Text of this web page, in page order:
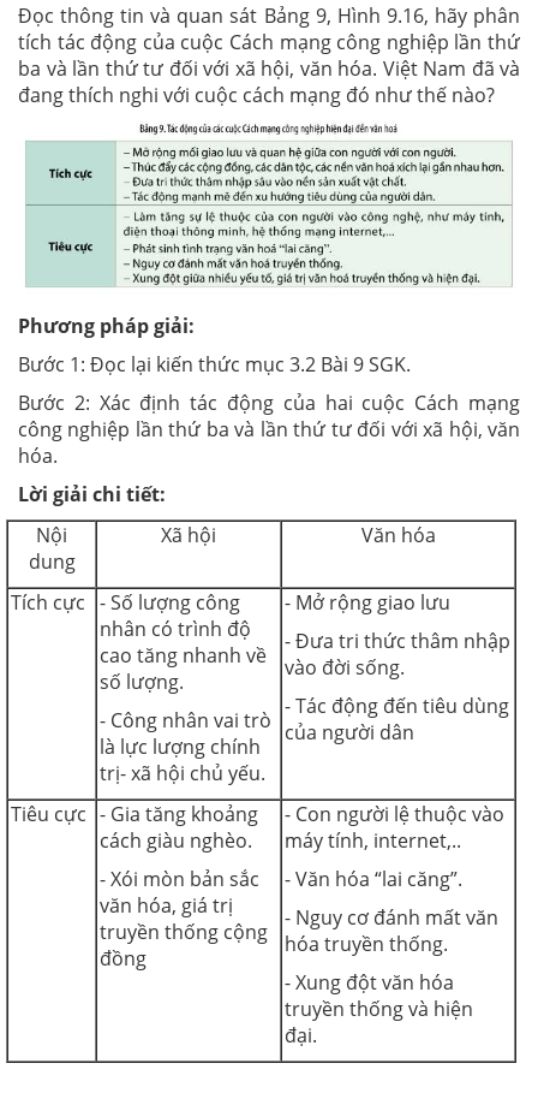
Đọc thông tin và quan sát Bảng 9, Hình 9.16, hãy phân
tích tác động của cuộc Cách mạng công nghiệp lần thứ
ba và lần thứ tư đối với xã hội, văn hóa. Việt Nam đã và
đang thích nghi với cuộc cách mạng đó như thế nào?
Phương pháp giải:
Bước 1: Đọc lại kiến thức mục 3.2 Bài 9 SGK.
Bước 2: Xác định tác động của hai cuộc Cách mạng
công nghiệp lần thứ ba và lần thứ tư đối với xã hội, văn
hóa.
Lời giải chi tiết:
Nội
dung
Xã hội Văn hóa
Tích cực - Số lượng công
nhân có trình độ
cao tăng nhanh về
số lượng.
- Công nhân vai trò
là lực lượng chính
trị- xã hội chủ yếu.
- Mở rộng giao lưu
- Đưa tri thức thâm nhập
vào đời sống.
- Tác động đến tiêu dùng
của người dân
Tiêu cực - Gia tăng khoảng
cách giàu nghèo.
- Xói mòn bản sắc
văn hóa, giá trị
truyền thống cộng
đồng
- Con người lệ thuộc vào
máy tính, internet,..
- Văn hóa “lai căng”.
- Nguy cơ đánh mất văn
hóa truyền thống.
- Xung đột văn hóa
truyền thống và hiện
đại.